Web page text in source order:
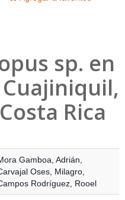
sp. en
Rica
Gamboa, Adrián
Oses, Milagro
Rodríguez, Rooel